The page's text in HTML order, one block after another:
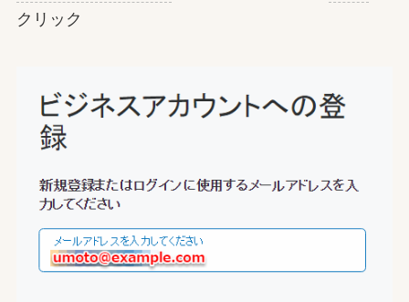
クリック